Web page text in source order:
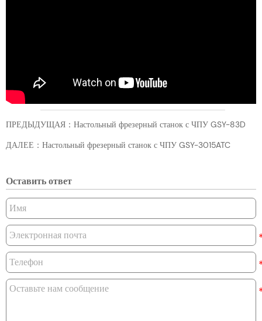
ПРЕДЫДУЩАЯ： Настольный фрезерный станок с ЧПУ GSY-83D
ДАЛЕЕ： Настольный фрезерный станок с ЧПУ GSY-3015ATC
Оставить ответ